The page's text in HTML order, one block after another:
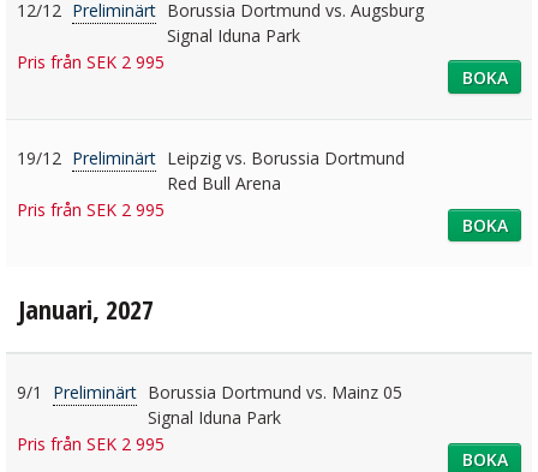
12/12 Preliminärt Borussia Dortmund vs. Augsburg
Signal Iduna Park
Pris från SEK 2 995
BOKA
19/12 Preliminärt Leipzig vs. Borussia Dortmund
Red Bull Arena
Pris från SEK 2 995
BOKA
Januari, 2027
9/1 Preliminärt Borussia Dortmund vs. Mainz 05
Signal Iduna Park
Pris från SEK 2 995
BOKA